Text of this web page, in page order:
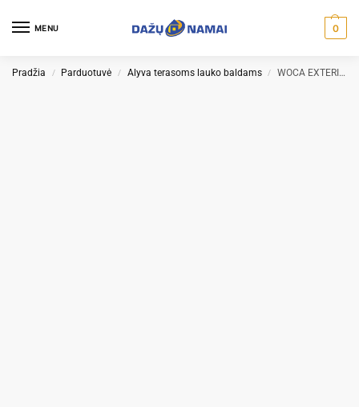
MENU 0
Pradžia / Parduotuvė / Alyva terasoms lauko baldams / WOCA EXTERIOR OIL NATURAL alyva terasoms